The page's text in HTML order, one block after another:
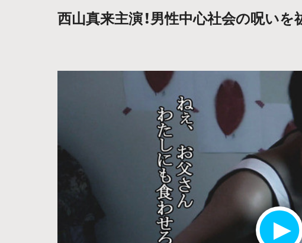
人気のプ
カテゴリーから探す
西山真来主演！男性中心社会の呪い